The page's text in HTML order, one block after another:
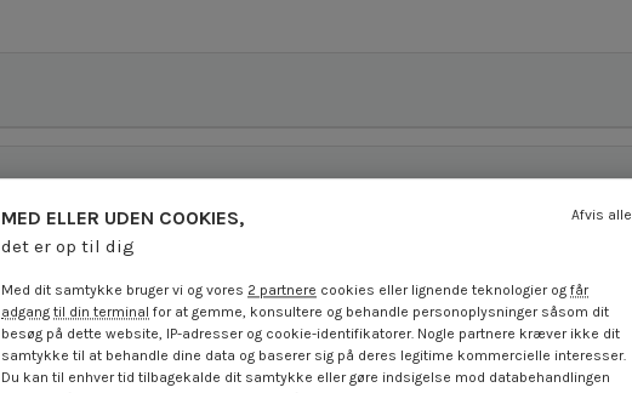
MED ELLER UDEN COOKIES,
det er op til dig
Afvis alle
Med dit samtykke bruger vi og vores 2 partnere cookies eller lignende teknologier og får
adgang til din terminal for at gemme, konsultere og behandle personoplysninger såsom dit
besøg på dette website, IP-adresser og cookie-identifikatorer. Nogle partnere kræver ikke dit
samtykke til at behandle dine data og baserer sig på deres legitime kommercielle interesser.
Du kan til enhver tid tilbagekalde dit samtykke eller gøre indsigelse mod databehandlingen